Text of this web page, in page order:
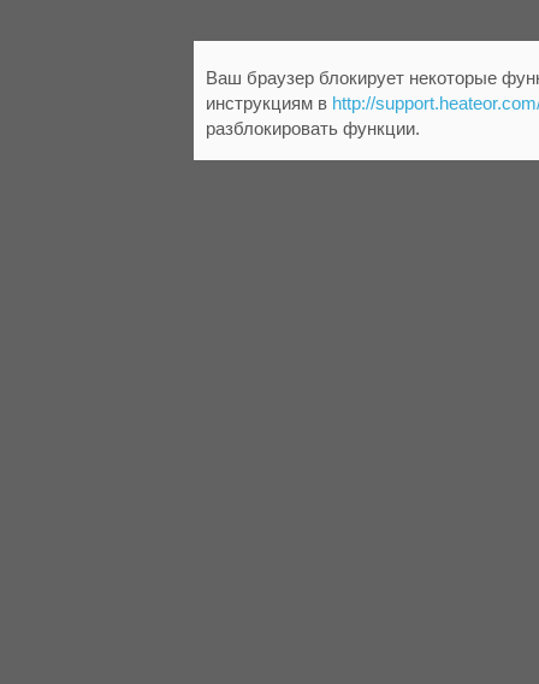
Ваш браузер блокирует некоторые
инструкциям в http://
разблокировать функции.